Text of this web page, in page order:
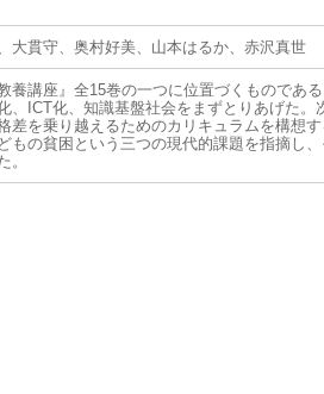
大貫守、奥村好美、山本はるか、赤沢真世
講座』全15巻の一つに位置づくものである
、ICT化、知識基盤社会をまずとりあげた。
差を乗り越えるためのカリキュラムを構想
もの貧困という三つの現代的課題を指摘し
。